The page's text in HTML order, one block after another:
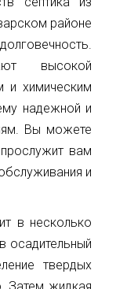
районе
высокой
и химическим
надежной и
Вы можете
вам
и
в несколько
осадительный
твердых